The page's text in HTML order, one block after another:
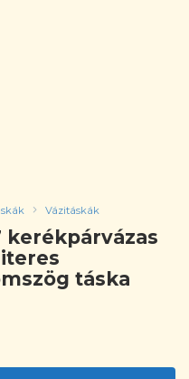
Vázitáskák
kerékpárvázas
táska